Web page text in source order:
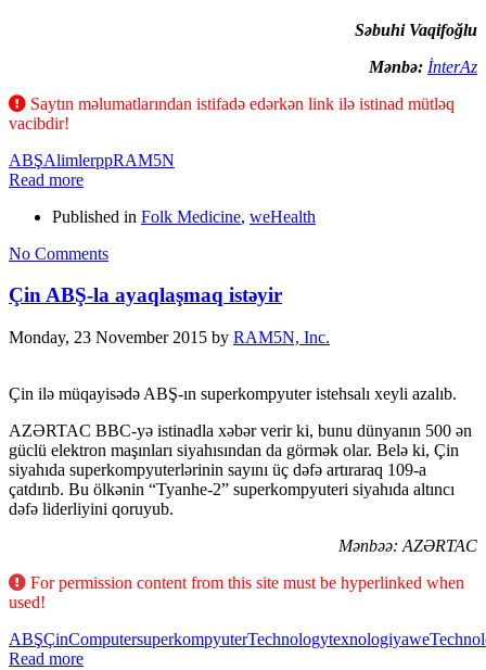
Səbuhi Vaqifoğlu
Mənbə: İnterAz
Saytın məlumatlarından istifadə edərkən link ilə istinad mütləq
vacibdir!
ABŞAlimlerppRAM5N
Read more
Published in Folk Medicine, weHealth
No Comments
Çin ABŞ-la ayaqlaşmaq istəyir
Monday, 23 November 2015 by RAM5N, Inc.
Çin ilə müqayisədə ABŞ-ın superkompyuter istehsalı xeyli azalıb.
AZƏRTAC BBC-yə istinadla xəbər verir ki, bunu dünyanın 500 ən
güclü elektron maşınları siyahısından da görmək olar. Belə ki, Çin
siyahıda superkompyuterlərinin sayını üç dəfə artıraraq 109-a
çatdırıb. Bu ölkənin “Tyanhe-2” superkompyuteri siyahıda altıncı
dəfə liderliyini qoruyub.
Mənbəə: AZƏRTAC
For permission content from this site must be hyperlinked when
used!
ABŞÇinComputersuperkompyuterTechnologytexnologiya
Read more